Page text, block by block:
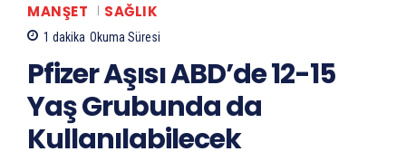
MANŞET SAĞLIK
1 dakika Okuma Süresi
Pfizer Aşısı ABD’de 12-15
Yaş Grubunda da
Kullanılabilecek